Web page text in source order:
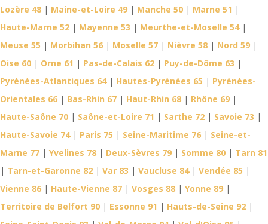
Lozère 48 | Maine-et-Loire 49 | Manche 50 | Marne 51 |
Haute-Marne 52 | Mayenne 53 | Meurthe-et-Moselle 54|
Meuse 55 | Morbihan 56 | Moselle 57 | Nièvre 58 | Nord 59 |
Oise 60 | Orne 61 | Pas-de-Calais 62 | Puy-de-Dôme 63 |
Pyrénées-Atlantiques 64| Hautes-Pyrénées 65 | Pyrénées-
Orientales 66 | Bas-Rhin 67 | Haut-Rhin 68 | Rhône 69 |
Haute-Saône 70 | Saône-et-Loire 71 | Sarthe 72 | Savoie 73 |
Haute-Savoie 74| Paris 75 | Seine-Maritime 76 | Seine-et-
Marne 77 | Yvelines 78 | Deux-Sèvres 79 | Somme 80 | Tarn 81
| Tarn-et-Garonne 82 | Var 83 | Vaucluse 84| Vendée 85 |
Vienne 86 | Haute-Vienne 87 | Vosges 88 | Yonne 89 |
Territoire de Belfort 90 | Essonne 91 | Hauts-de-Seine 92 |